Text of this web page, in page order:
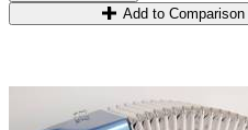
Add to Comparison